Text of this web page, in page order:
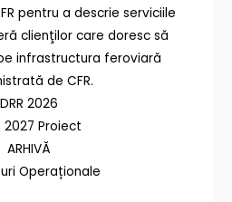
pentru a descrie serviciile
clienţilor care doresc să
infrastructura feroviară
de CFR.
DRR 2026
2027 Proiect
ARHIVĂ
Operaționale